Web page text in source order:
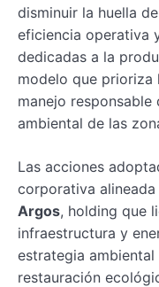
disminuir la huella
eficiencia operativa
dedicadas a la
modelo que prioriza
manejo
ambiental de las
Las acciones
corporativa
Argos, holding que
infraestructura y
estrategia
restauración